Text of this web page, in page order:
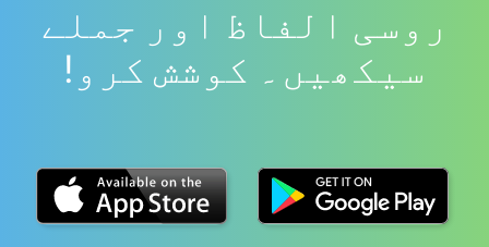
روسی الفاظ اور جملے
سیکھیں۔ کوشش کرو!